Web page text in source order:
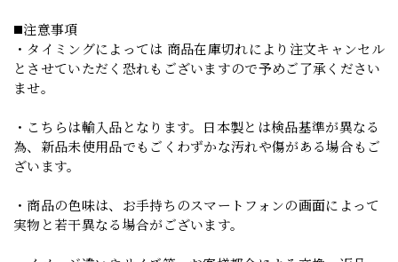
◼️注意事項
・タイミングによっては 商品在庫切れにより注文キャンセル
とさせていただく恐れもございますので予めご了承ください
ませ。
・こちらは輸入品となります。日本製とは検品基準が異なる
為、新品未使用品でもごくわずかな汚れや傷がある場合もご
ざいます。
・商品の色味は、お手持ちのスマートフォンの画面によって
実物と若干異なる場合がございます。